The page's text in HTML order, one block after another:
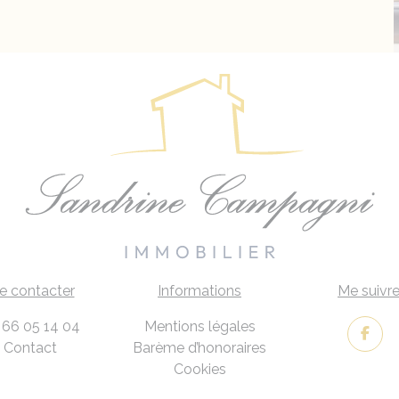
contacter
05 14 04
Contact
Informations
Mentions légales
Barème d’honoraires
Cookies
Me suivre